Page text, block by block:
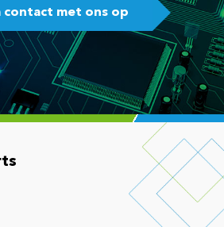
contact met ons op